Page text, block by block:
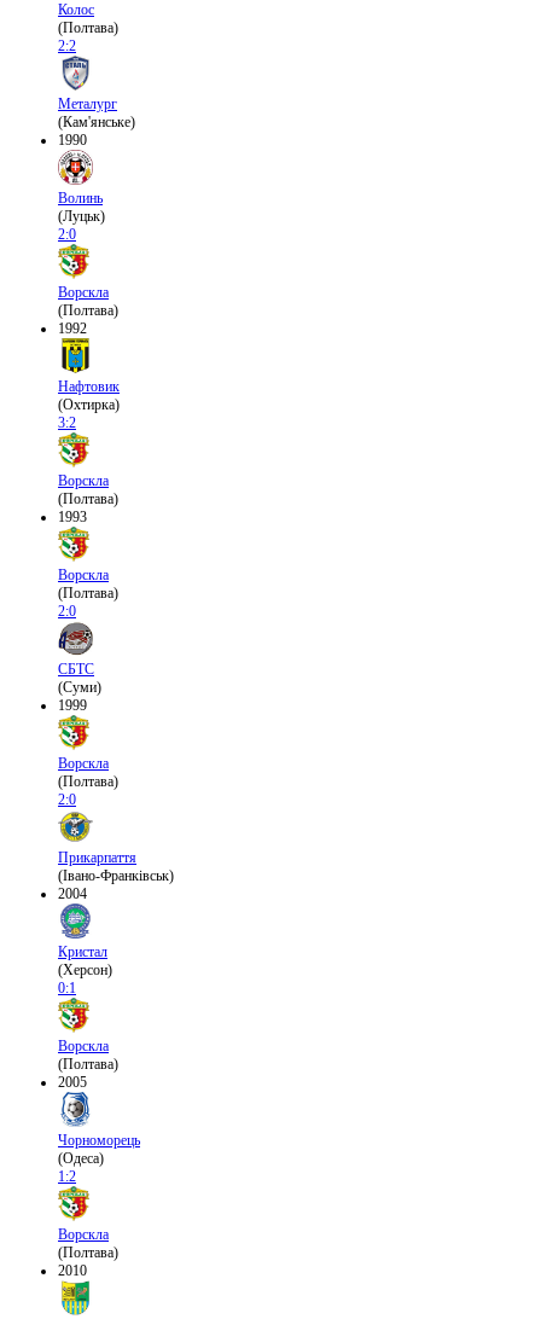
Колос
(Полтава)
2:2
Металург
(Кам'янське)
1990
Волинь
(Луцьк)
2:0
Ворскла
(Полтава)
1992
Нафтовик
(Охтирка)
3:2
Ворскла
(Полтава)
1993
Ворскла
(Полтава)
2:0
СБТС
(Суми)
1999
Ворскла
(Полтава)
2:0
Прикарпаття
(Івано-Франківськ)
2004
Кристал
(Херсон)
0:1
Ворскла
(Полтава)
2005
Чорноморець
(Одеса)
1:2
Ворскла
(Полтава)
2010